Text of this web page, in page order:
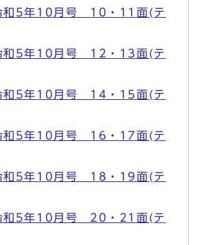
和5年10月号 10・11面(テ
和5年10月号 12・13面(テ
和5年10月号 14・15面(テ
和5年10月号 16・17面(テ
和5年10月号 18・19面(テ
和5年10月号 20・21面(テ